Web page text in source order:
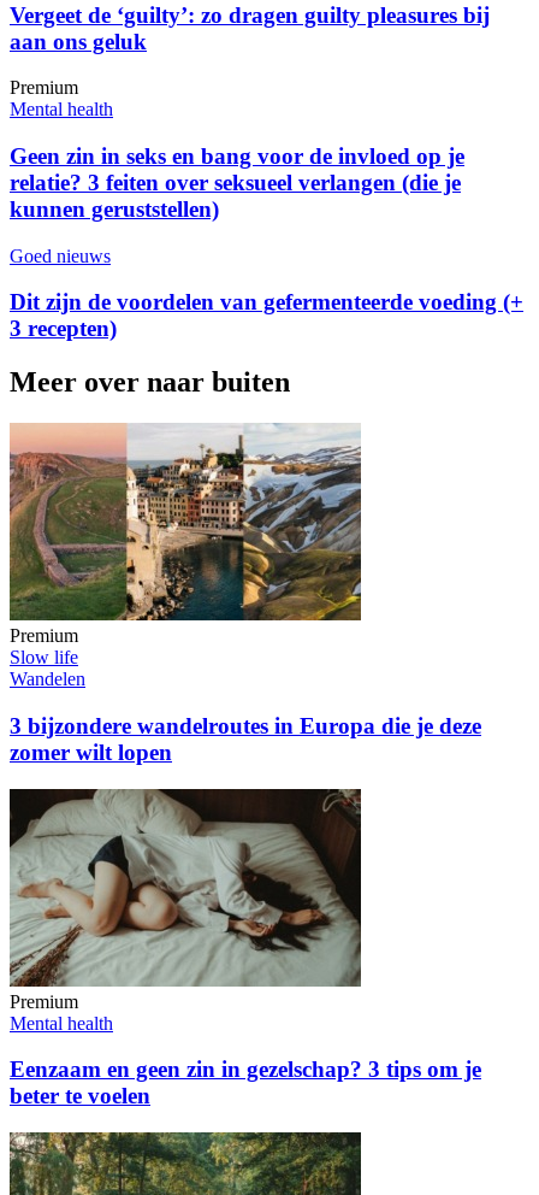
Vergeet de ‘guilty’: zo dragen guilty pleasures bij
aan ons geluk
Premium
Mental health
Geen zin in seks en bang voor de invloed op je
relatie? 3 feiten over seksueel verlangen (die je
kunnen geruststellen)
Goed nieuws
Dit zijn de voordelen van gefermenteerde voeding (+
3 recepten)
Meer over naar buiten
Premium
Slow life
Wandelen
3 bijzondere wandelroutes in Europa die je deze
zomer wilt lopen
Premium
Mental health
Eenzaam en geen zin in gezelschap? 3 tips om je
beter te voelen